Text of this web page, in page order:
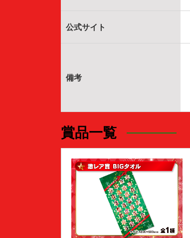
公式サイト
備考
賞品一覧